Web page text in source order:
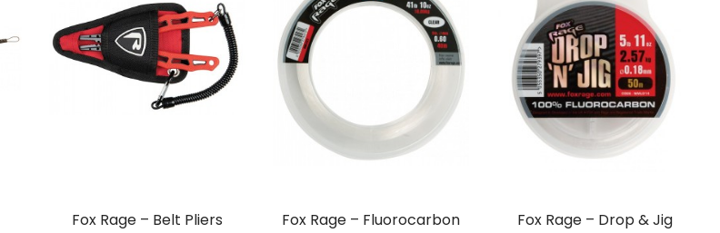
Fox Rage – Belt Pliers
Fox Rage – Fluorocarbon
Fox Rage – Drop & Jig